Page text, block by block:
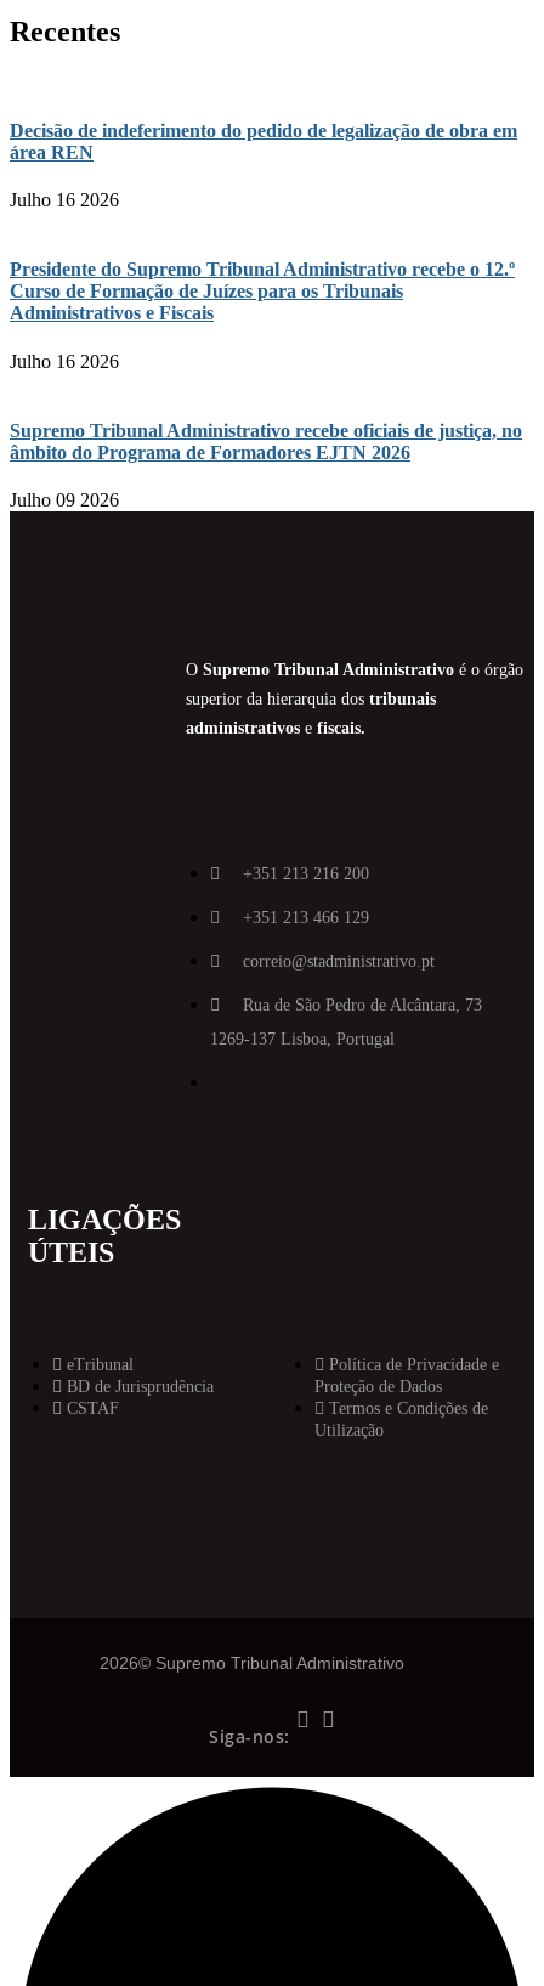
Recentes
Decisão de indeferimento do pedido de legalização de obra em
área REN
Julho 16 2026
Presidente do Supremo Tribunal Administrativo recebe o 12.º
Curso de Formação de Juízes para os Tribunais
Administrativos e Fiscais
Julho 16 2026
Supremo Tribunal Administrativo recebe oficiais de justiça, no
âmbito do Programa de Formadores EJTN 2026
Julho 09 2026
O Supremo Tribunal Administrativoé o órgão
superior da hierarquia dos tribunais
administrativose fiscais.
+351 213 216 200
+351 213 466 129
correio@stadministrativo.pt
Rua de São Pedro de Alcântara, 73
1269-137 Lisboa, Portugal
LIGAÇÕES
ÚTEIS
eTribunal
BD de Jurisprudência
CSTAF
Política de Privacidade e
Proteção de Dados
Termos e Condições de
Utilização
2026© Supremo Tribunal Administrativo
Siga-nos: